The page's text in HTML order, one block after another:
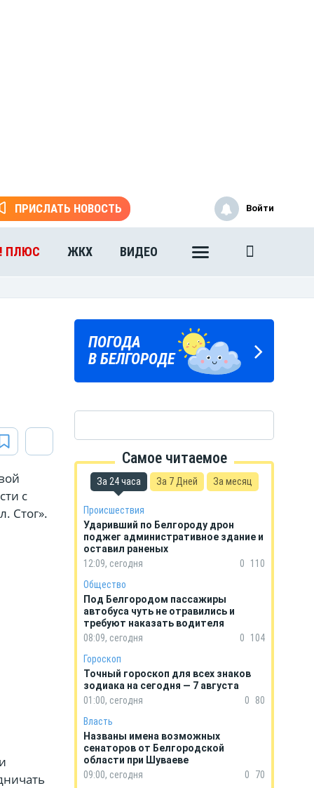
ПРИСЛАТЬ НОВОСТЬ
ПЛЮС ЖКХ ВИДЕО
Войти
с
Стог».
ПОГОДА
В БЕЛГОРОДЕ
Подпишись
на тг-канал
«МОЁ! Белгород»
ГОРОСКОП
НА КАЖДЫЙ ДЕНЬ
Самое читаемое
За 24 часа За 7 Дней За месяц
Происшествия
Ударивший по Белгороду дрон
поджег административное здание и
оставил раненых
12:09, сегодня
0
110
Общество
Под Белгородом пассажиры
автобуса чуть не отравились и
требуют наказать водителя
08:09, сегодня
0
104
Гороскоп
Точный гороскоп для всех знаков
зодиака на сегодня — 7 августа
01:00, сегодня
0
80
Власть
Названы имена возможных
сенаторов от Белгородской
области при Шуваеве
09:00, сегодня
0
70